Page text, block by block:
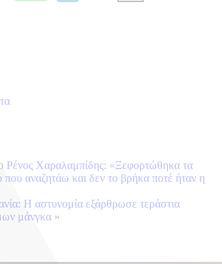
Ρένος Χαραλαμπίδης: «Ξεφορτώθηκα τα
που αναζητάω και δεν το βρήκα ποτέ ήταν η
Η αστυνομία εξάρθρωσε τεράστια
μάνγκα »